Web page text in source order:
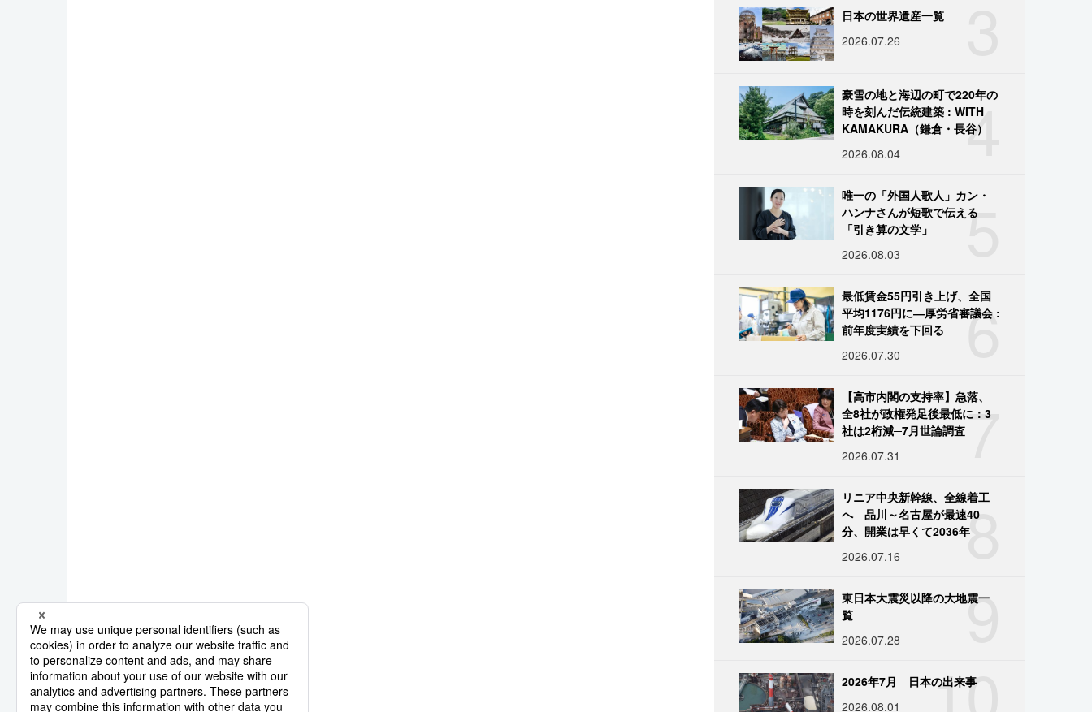
日本の世界遺産一覧
2026.07.26
4
豪雪の地と海辺の町で220年の
時を刻んだ伝統建築 : WITH
KAMAKURA（鎌倉・長谷）
2026.08.04
5
唯一の「外国人歌人」カン・
ハンナさんが短歌で伝える
「引き算の文学」
2026.08.03
6
最低賃金55円引き上げ、全国
平均1176円に―厚労省審議会 :
前年度実績を下回る
2026.07.30
7
【高市内閣の支持率】急落、
全8社が政権発足後最低に：3
社は2桁減─7月世論調査
2026.07.31
8
リニア中央新幹線、全線着工
へ 品川～名古屋が最速40
分、開業は早くて2036年
2026.07.16
9
東日本大震災以降の大地震一
覧
2026.07.28
10
2026年7月 日本の出来事
2026.08.01